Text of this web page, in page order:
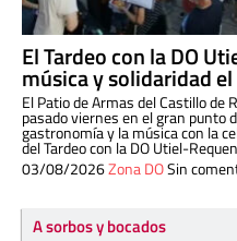
El Tardeo con la DO
música y solidaridad
El Patio de Armas del Castillo de
pasado viernes en el gran punto
gastronomía y la música con la
del Tardeo con la DO Utiel-
03/08/2026Zona DOSin
A sorbos y bocados